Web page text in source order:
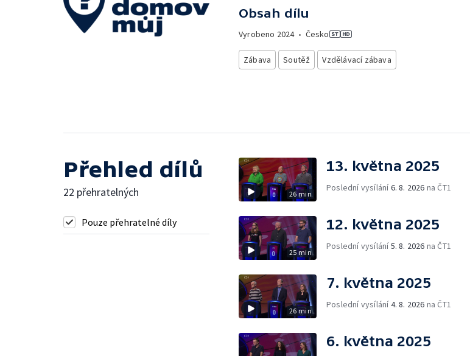
Obsah dílu
Vyrobeno 2024• Česko
Zábava Soutěž Vzdělávací zábava
Přehled dílů
22 přehratelných
Pouze přehratelné díly
26 min
13. května 2025
Poslední vysílání6. 8. 2026 na ČT1
25 min
12. května 2025
Poslední vysílání5. 8. 2026 na ČT1
26 min
7. května 2025
Poslední vysílání4. 8. 2026 na ČT1
6. května 2025